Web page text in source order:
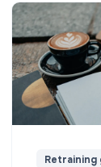
Retraining